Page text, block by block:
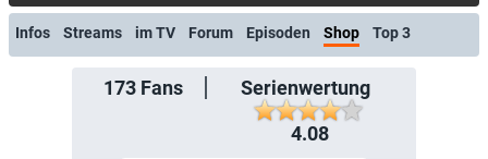
Infos Streams im TV Forum Episoden Shop Top 3
173Fans
Serienwertung
4.08